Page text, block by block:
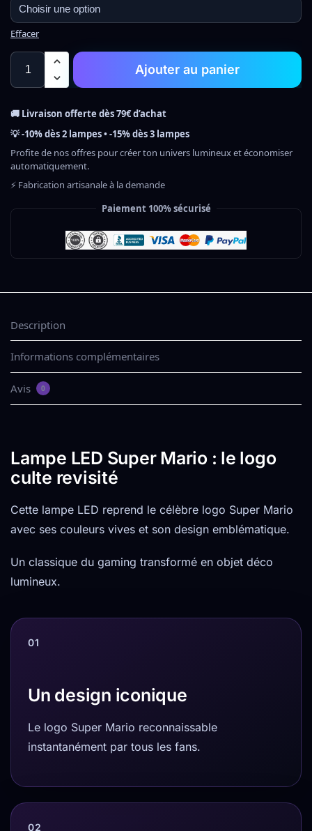
Effacer
Ajouter au panier
🚚 Livraison offerte dès 79€ d’achat
💡 -10% dès 2 lampes • -15% dès 3 lampes
Profite de nos offres pour créer ton univers lumineux et économiser
automatiquement.
⚡ Fabrication artisanale à la demande
Paiement 100% sécurisé
Description
Informations complémentaires
Avis 0
Lampe LED Super Mario : le logo
culte revisité
Cette lampe LED reprend le célèbre logo Super Mario
avec ses couleurs vives et son design emblématique.
Un classique du gaming transformé en objet déco
lumineux.
01
Un design iconique
Le logo Super Mario reconnaissable
instantanément par tous les fans.
02